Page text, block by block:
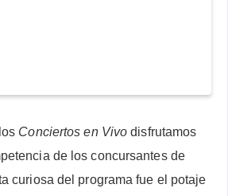
Conciertos en Vivo disfrutamos
de los concursantes de
curiosa del programa fue el potaje